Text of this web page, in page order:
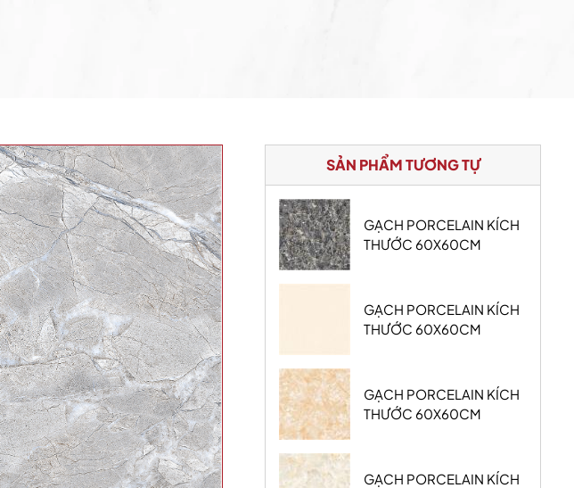
SẢN PHẨM TƯƠNG TỰ
GẠCH PORCELAIN KÍCH
THƯỚC 60X60CM
GẠCH PORCELAIN KÍCH
THƯỚC 60X60CM
GẠCH PORCELAIN KÍCH
THƯỚC 60X60CM
GẠCH PORCELAIN KÍCH